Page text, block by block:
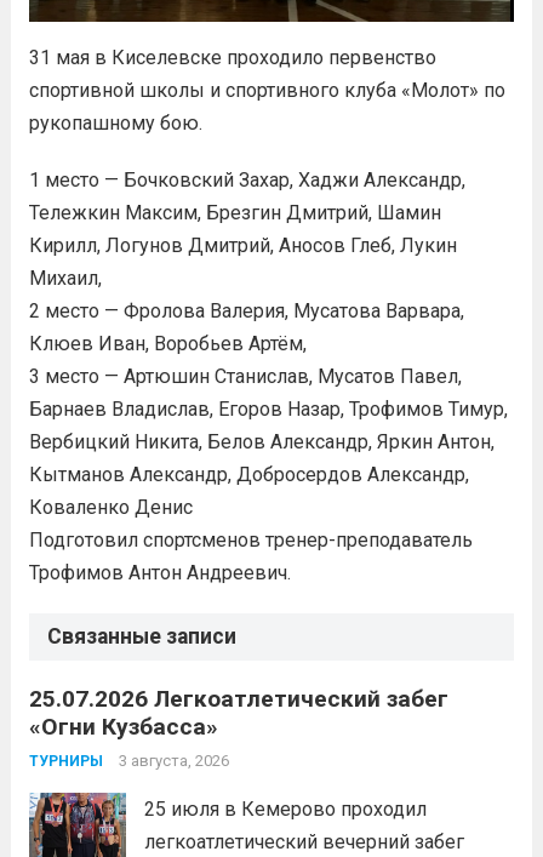
31 мая в Киселевске проходило первенство
спортивной школы и спортивного клуба «Молот» по
рукопашному бою.
1 место — Бочковский Захар, Хаджи Александр,
Тележкин Максим, Брезгин Дмитрий, Шамин
Кирилл, Логунов Дмитрий, Аносов Глеб, Лукин
Михаил,
2 место — Фролова Валерия, Мусатова Варвара,
Клюев Иван, Воробьев Артём,
3 место — Артюшин Станислав, Мусатов Павел,
Барнаев Владислав, Егоров Назар, Трофимов Тимур,
Вербицкий Никита, Белов Александр, Яркин Антон,
Кытманов Александр, Добросердов Александр,
Коваленко Денис
Подготовил спортсменов тренер-преподаватель
Трофимов Антон Андреевич.
Связанные записи
25.07.2026 Легкоатлетический забег
«Огни Кузбасса»
ТУРНИРЫ 3 августа, 2026
25 июля в Кемерово проходил
легкоатлетический вечерний забег